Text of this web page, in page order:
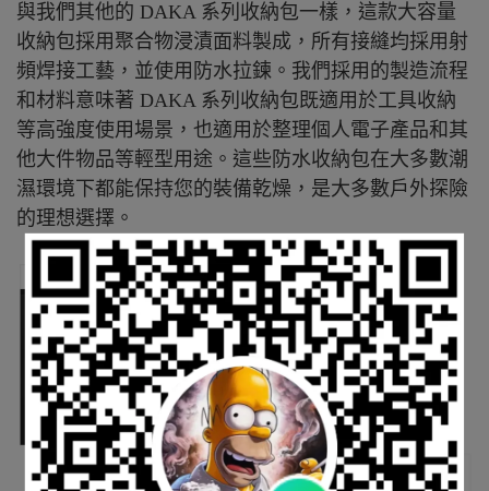
與我們其他的 DAKA 系列收納包一樣，這款大容量
收納包採用聚合物浸漬面料製成，所有接縫均採用射
頻焊接工藝，並使用防水拉鍊。我們採用的製造流程
和材料意味著 DAKA 系列收納包既適用於工具收納
等高強度使用場景，也適用於整理個人電子產品和其
他大件物品等輕型用途。這些防水收納包在大多數潮
濕環境下都能保持您的裝備乾燥，是大多數戶外探險
的理想選擇。